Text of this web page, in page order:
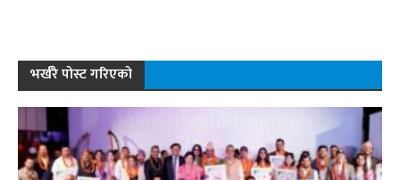
भर्खरै पोस्ट गरिएको